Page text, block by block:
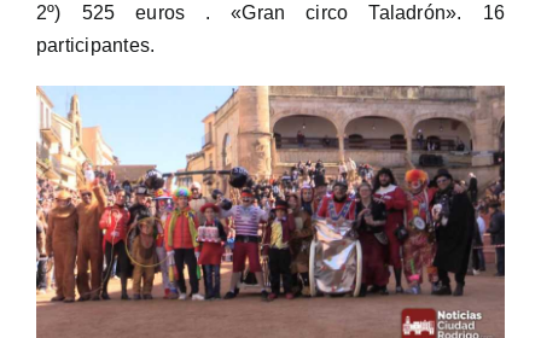
2º) 525 euros . «Gran circo Taladrón». 16
participantes.